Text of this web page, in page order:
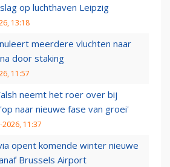
op luchthaven Leipzig
13:18
meerdere vluchten naar
door staking
11:57
neemt het roer over bij
naar nieuwe fase van groei'
2026, 11:37
opent komende winter nieuwe
Brussels Airport